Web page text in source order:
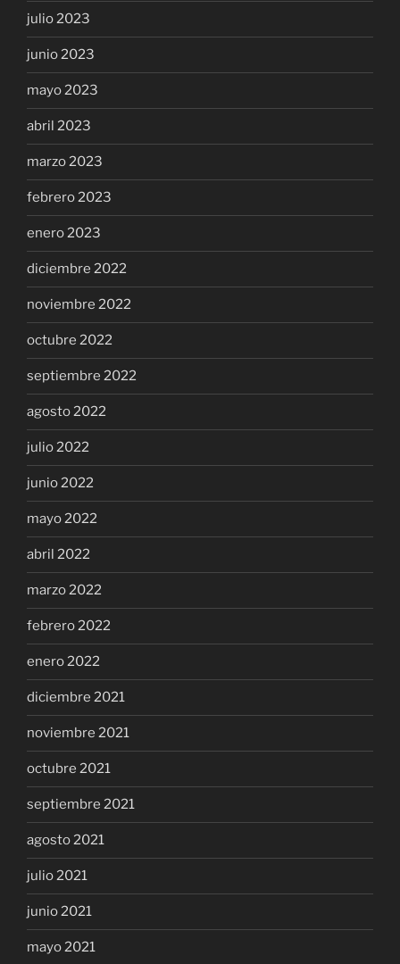
julio 2023
junio 2023
mayo 2023
abril 2023
marzo 2023
febrero 2023
enero 2023
diciembre 2022
noviembre 2022
octubre 2022
septiembre 2022
agosto 2022
julio 2022
junio 2022
mayo 2022
abril 2022
marzo 2022
febrero 2022
enero 2022
diciembre 2021
noviembre 2021
octubre 2021
septiembre 2021
agosto 2021
julio 2021
junio 2021
mayo 2021